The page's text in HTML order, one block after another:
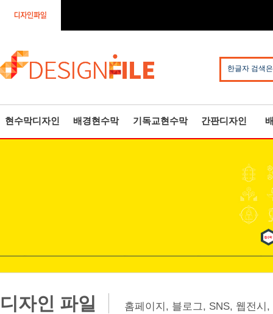
한글자 검색
현수막디자인 배경현수막 기독교현수막 간판디자인
디자인 파일 홈페이지, 블로그, SNS, 웹전